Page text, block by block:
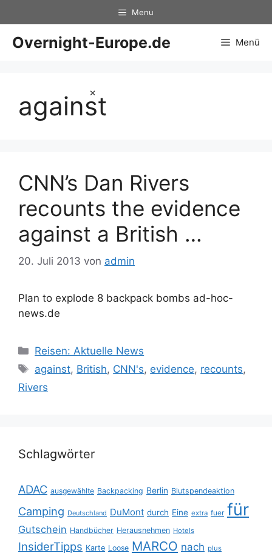
×
Inhalt
springen
Menu
Overnight-Europe.de Menü
against
CNN’s Dan Rivers
recounts the evidence
against a British …
20. Juli 2013 von admin
Plan to explode 8 backpack bombs ad-hoc-
news.de
Kategorien
Reisen: Aktuelle News
Schlagwörter
against, British, CNN's, evidence, recounts,
Rivers
Schlagwörter
ADAC ausgewählte Backpacking Berlin Blutspendeaktion
Camping Deutschland DuMont durch Eine extra fuer für
Gutschein Handbücher Herausnehmen Hotels
InsiderTipps Karte Loose MARCO nach plus